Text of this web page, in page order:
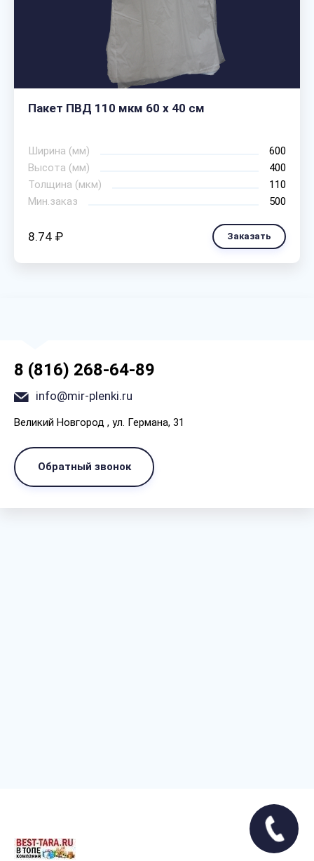
Пакет ПВД 110 мкм 60 х 40 см
Ширина (мм)
600
Высота (мм)
400
Толщина (мкм)
110
Мин.заказ
500
8.74 ₽ Заказать
8 (816) 268-64-89
info@mir-plenki.ru
Великий Новгород , ул. Германа, 31
Обратный звонок